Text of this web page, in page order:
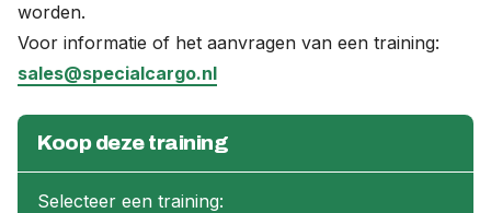
worden.
Voor informatie of het aanvragen van een training:
sales@specialcargo.nl
Koop deze training
Selecteer een training: